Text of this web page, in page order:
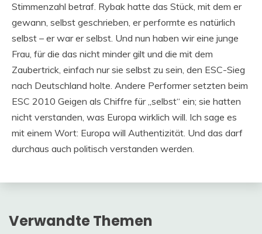
Stimmenzahl betraf. Rybak hatte das Stück, mit dem er
gewann, selbst geschrieben, er performte es natürlich
selbst – er war er selbst. Und nun haben wir eine junge
Frau, für die das nicht minder gilt und die mit dem
Zaubertrick, einfach nur sie selbst zu sein, den ESC-Sieg
nach Deutschland holte. Andere Performer setzten beim
ESC 2010 Geigen als Chiffre für „selbst“ ein; sie hatten
nicht verstanden, was Europa wirklich will. Ich sage es
mit einem Wort: Europa will Authentizität. Und das darf
durchaus auch politisch verstanden werden.
Verwandte Themen